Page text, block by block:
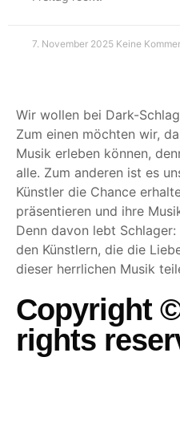
7. November 2025 Keine
Wir wollen bei Dark-
Zum einen möchten wir,
Musik erleben können,
alle. Zum anderen ist es
Künstler die Chance
präsentieren und ihre
Denn davon lebt
den Künstlern, die die
dieser herrlichen Musik
Copyright ©
rights